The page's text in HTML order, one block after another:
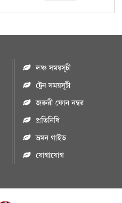
লঞ্চ সময়সূচী
ট্রেন সময়সূচী
জরুরী ফোন নম্বর
প্রতিনিধি
ভ্রমন গাইড
যোগাযোগ